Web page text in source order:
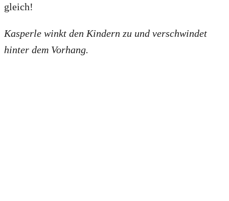
gleich!
Kasperle winkt den Kindern zu und verschwindet
hinter dem Vorhang.